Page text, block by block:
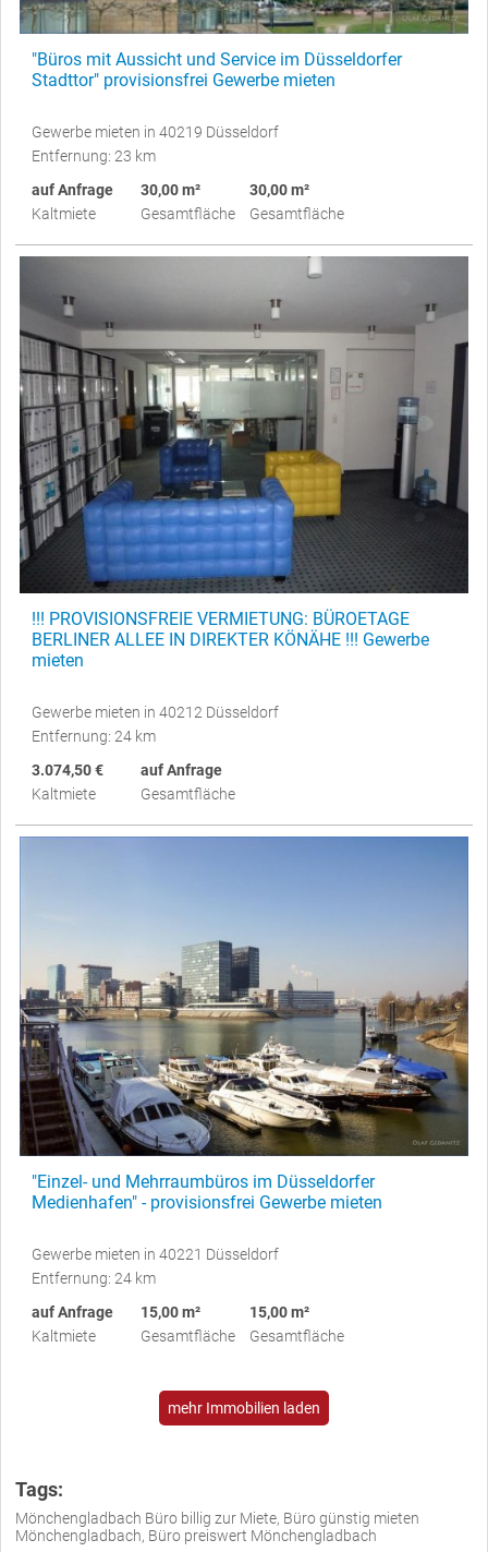
"Büros mit Aussicht und Service im Düsseldorfer
Stadttor" provisionsfrei Gewerbe mieten
Gewerbe mieten in 40219 Düsseldorf
Entfernung: 23 km
auf Anfrage
Kaltmiete
30,00 m²
Gesamtfläche
30,00 m²
Gesamtfläche
!!! PROVISIONSFREIE VERMIETUNG: BÜROETAGE
BERLINER ALLEE IN DIREKTER KÖNÄHE !!! Gewerbe
mieten
Gewerbe mieten in 40212 Düsseldorf
Entfernung: 24 km
3.074,50 €
Kaltmiete
auf Anfrage
Gesamtfläche
"Einzel- und Mehrraumbüros im Düsseldorfer
Medienhafen" - provisionsfrei Gewerbe mieten
Gewerbe mieten in 40221 Düsseldorf
Entfernung: 24 km
auf Anfrage
Kaltmiete
15,00 m²
Gesamtfläche
15,00 m²
Gesamtfläche
mehr Immobilien laden
Tags:
Mönchengladbach Büro billig zur Miete, Büro günstig mieten
Mönchengladbach, Büro preiswert Mönchengladbach